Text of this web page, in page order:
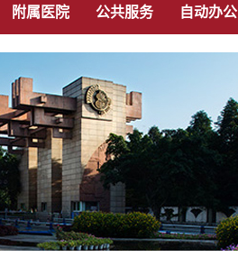
附属医院 公共服务 自动办公